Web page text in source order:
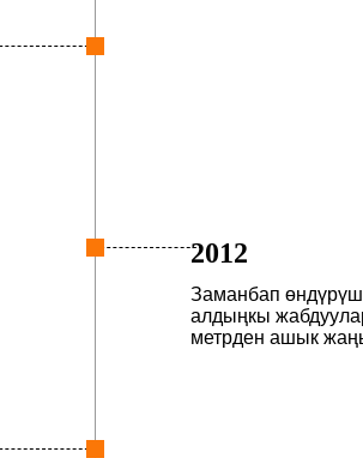
2012
Заманбап өндүрүш
алдыңкы
метрден ашык